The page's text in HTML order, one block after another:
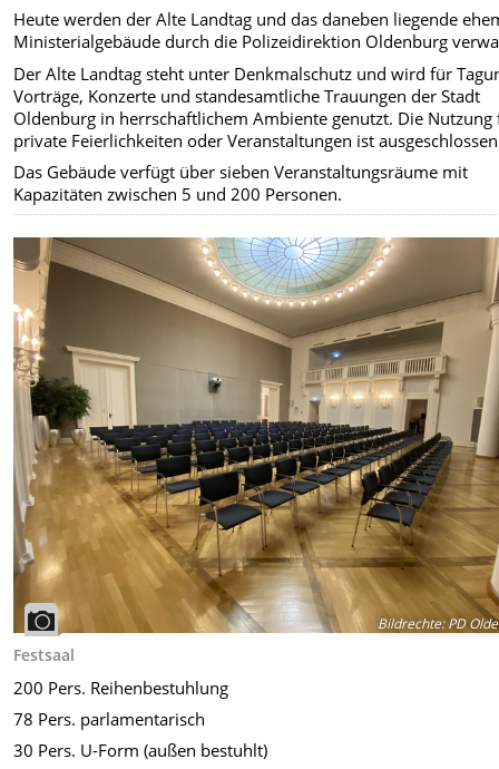
Heute werden der Alte Landtag und das daneben liegende
Ministerialgebäude durch die Polizeidirektion Oldenburg
Der Alte Landtag steht unter Denkmalschutz und wird für
Vorträge, Konzerte und standesamtliche Trauungen der Stadt
Oldenburg in herrschaftlichem Ambiente genutzt. Die Nutzung
private Feierlichkeiten oder Veranstaltungen ist
Das Gebäude verfügt über sieben Veranstaltungsräume mit
Kapazitäten zwischen 5 und 200 Personen.
Bildrechte:PD
Festsaal
200 Pers. Reihenbestuhlung
78 Pers. parlamentarisch
30 Pers. U-Form (außen bestuhlt)